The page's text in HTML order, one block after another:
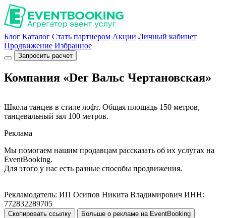
Блог Каталог Стать партнером Акции Личный кабинет
Продвижение Избранное
Запросить расчет
Компания «Der Вальс Чертановская»
Школа танцев в стиле лофт. Общая площадь 150 метров,
танцевальный зал 100 метров.
Реклама
Мы помогаем нашим продавцам рассказать об их услугах на
EventBooking.
Для этого у нас есть разные способы продвижения.
Рекламодатель: ИП Осипов Никита Владимирович ИНН:
772832289705
Скопировать ссылку
Больше о рекламе на EventBooking